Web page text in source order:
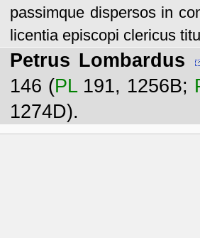
passimque dispersos in
licentia episcopi clericus
Petrus Lombardus
146 (PL191, 1256B;
1274D).